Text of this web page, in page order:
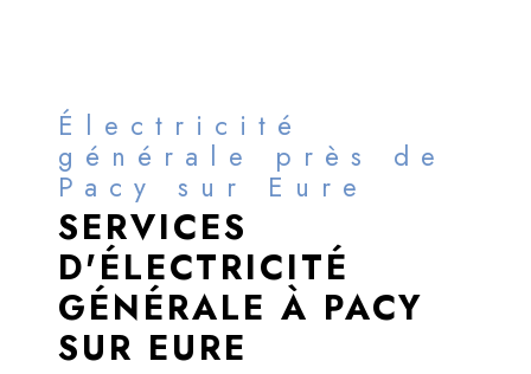
Électricité
générale près de
Pacy sur Eure
SERVICES
D'ÉLECTRICITÉ
GÉNÉRALE À PACY
SUR EURE